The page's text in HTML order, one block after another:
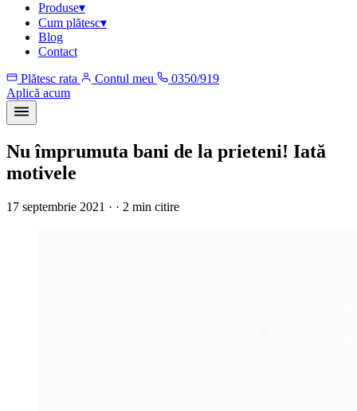
Produse▾
Cum plătesc▾
Blog
Contact
Plătesc rata
Contul meu
0350/919
Aplică acum
Nu împrumuta bani de la prieteni! Iată
motivele
17 septembrie 2021 · · 2 min citire